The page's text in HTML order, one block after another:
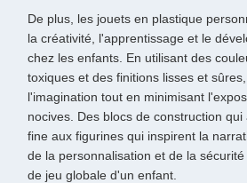
De plus, les jouets en plastique
la créativité, l'apprentissage et le
chez les enfants. En utilisant des
toxiques et des finitions lisses et
l'imagination tout en minimisant
nocives. Des blocs de construction
fine aux figurines qui inspirent la
de la personnalisation et de la
de jeu globale d'un enfant.